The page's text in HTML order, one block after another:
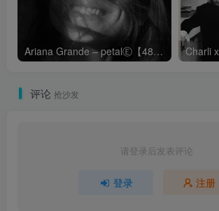
Ariana Grande – petalⒺ【48kHz／24bit】英国区
评论 抢沙发
请登录后发表评论
登录 注册